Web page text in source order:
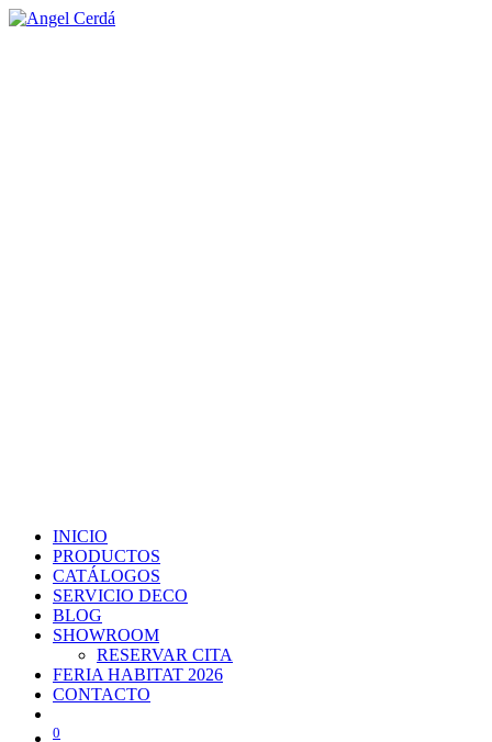
INICIO
PRODUCTOS
CATÁLOGOS
SERVICIO DECO
BLOG
SHOWROOM
RESERVAR CITA
FERIA HABITAT 2026
CONTACTO
0